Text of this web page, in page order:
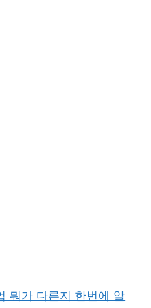
뭐가 다른지 한번에 알